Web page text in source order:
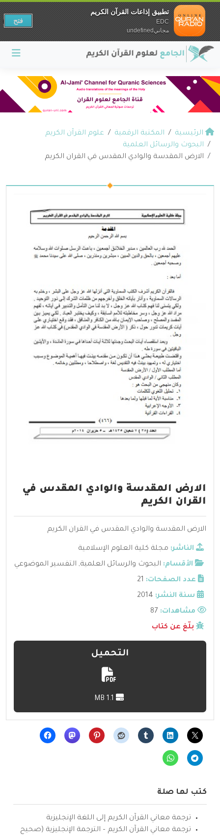
الرئيسية المكتبة الرقمية
علوم القرآن الكريم
البحوث والرسائل العلمية
الارض المقدسة والوادي المقدس في القران الكريم
الارض المقدسة والوادي المقدس في
القران الكريم
الارض المقدسة والوادي المقدس في القران الكريم
الناشر: مجلة كلية العلوم الإسلامية
الأقسام: البحوث والرسائل العلمية, التفسير الموضوعي
عدد الصفحات: 21
سنة النشر: 2014
مشاهدات:
بلّغ عن كتاب
التحميل
كتب لها صلة
ترجمة معاني القرآن الكريم إلى اللغة الإنجليزية
ترجمة معاني القرآن الكريم – الترجمة الإنجليزية (صحيح
تطبيق إذاعات القرآن الكريم
EDC
مجانيundefined
فتح